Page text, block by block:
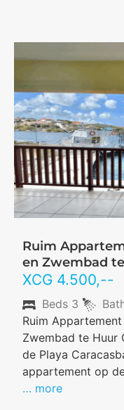
Ruim
en Zwembad
XCG 4.500,--
Beds 3
Ruim
Zwembad te Huur
de Playa
appartement op
… more